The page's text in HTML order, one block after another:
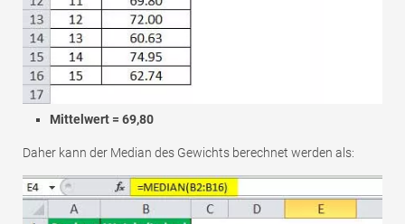
Mittelwert = 69,80
Daher kann der Median des Gewichts berechnet werden als: